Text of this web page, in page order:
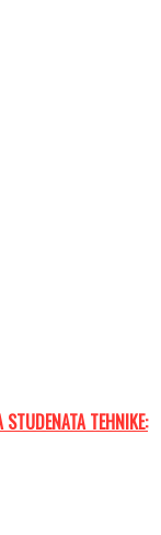
TEHNIKE: